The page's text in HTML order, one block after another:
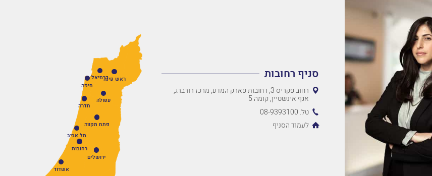
סניף רחובות
רחוב פקריס 3, רחובות פארק המדע, מרכז רורברג,
אגף אינשטיין, קומה 5
טל. 08-9393100
לעמוד הסניף
רחובות
תל אביב
חיפה
ירושלים
פתח תקווה
חדרה
אשדוד
עפולה
ראש פינהכרמיאל